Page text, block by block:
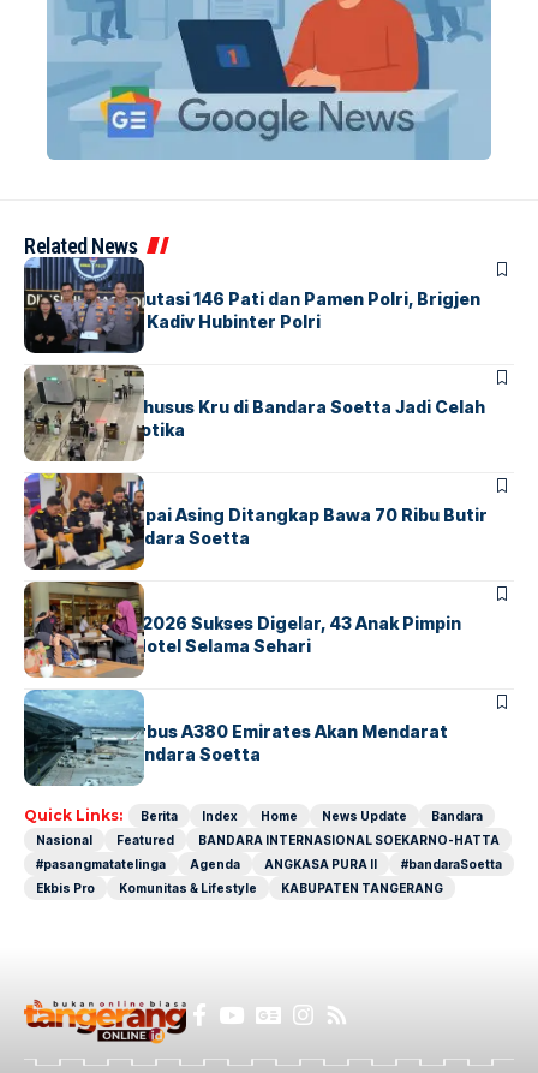
Related News
BERITA
Mabes Polri Mutasi 146 Pati dan Pamen Polri, Brigjen
Untung Jabat Kadiv Hubinter Polri
BANDARABERITA
Ketika Jalur Khusus Kru di Bandara Soetta Jadi Celah
Sindikat Narkotika
BANDARA BERITA
Kopilot Maskapai Asing Ditangkap Bawa 70 Ribu Butir
Ekstasi di Bandara Soetta
BERITAINDEX
GM For A Day 2026 Sukses Digelar, 43 Anak Pimpin
Operasional Hotel Selama Sehari
BANDARA BERITA
8 Agustus, Airbus A380 Emirates Akan Mendarat
Perdana di Bandara Soetta
Quick Links: Berita Index Home News Update
Bandara
Nasional
Featured
BANDARA INTERNASIONAL SOEKARNO-HATTA
#pasangmatatelinga
Agenda ANGKASA PURA II
#bandaraSoetta
Ekbis Pro
Komunitas & Lifestyle KABUPATEN TANGERANG